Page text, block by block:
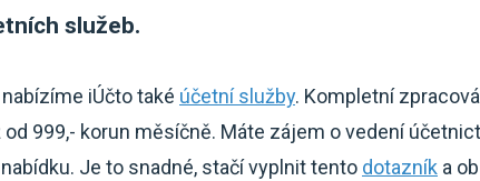
služeb.
iÚčto také účetní služby. Kompletní
999,- korun měsíčně. Máte zájem o vedení
Je to snadné, stačí vyplnit tento dotazník a